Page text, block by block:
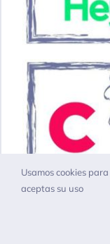
Usamos cookies
aceptas su uso